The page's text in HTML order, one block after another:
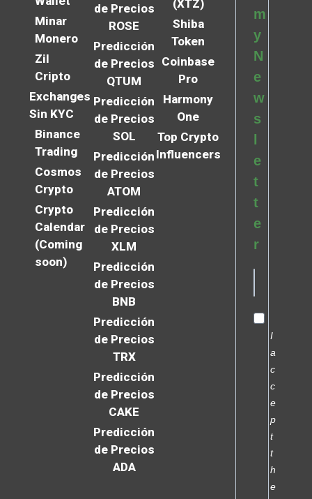
Minar
Monero
Zil
Cripto
Exchanges
Sin KYC
Binance
Trading
Cosmos
Crypto
Crypto
Calendar
(Coming
soon)
de Precios
ROSE
Predicción
de Precios
QTUM
Predicción
de Precios
SOL
Predicción
de Precios
ATOM
Predicción
de Precios
XLM
Predicción
de Precios
BNB
Predicción
de Precios
TRX
Predicción
de Precios
CAKE
Predicción
de Precios
ADA
(XTZ)
Shiba
Token
Coinbase
Pro
Harmony
One
Top Crypto
Influencers
m
y
N
e
w
s
e
t
t
e
r
I
a
c
c
e
p
t
t
h
e